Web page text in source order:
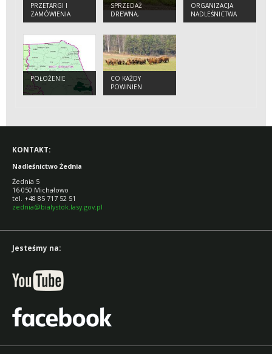
PRZETARGI I
ZAMÓWIENIA
SPRZEDAŻ
DREWNA,
CHOINEK I
ORGANIZACJA
NADLEŚNICTWA
POŁOŻENIE
CO KAŻDY
POWINIEN
WIEDZIEĆ O
KONTAKT:
Nadleśnictwo Żednia
Żednia 5
16-050 Michałowo
tel. +48 85 717 52 51
zednia@bialystok.lasy.gov.pl
Jesteśmy na: